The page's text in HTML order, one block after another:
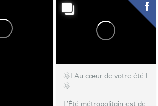
🌞I Au cœur de votre été I
🌞
L’Été métropolitain est de